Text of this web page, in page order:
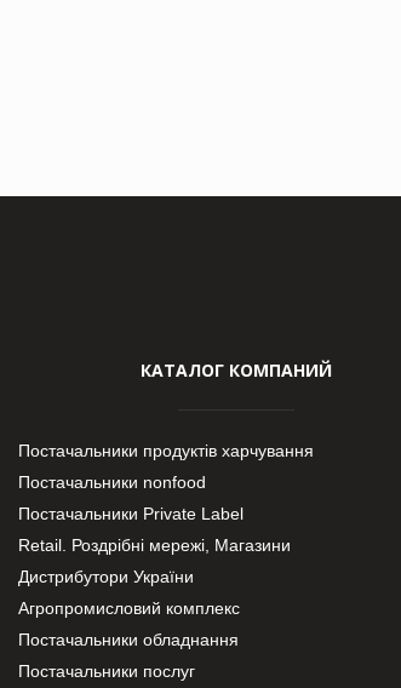
КАТАЛОГ КОМПАНИЙ
Постачальники продуктів харчування
Постачальники nonfood
Постачальники Private Label
Retail. Роздрібні мережі, Магазини
Дистрибутори України
Агропромисловий комплекс
Постачальники обладнання
Постачальники послуг